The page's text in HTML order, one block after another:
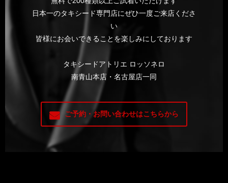
日本一のタキシード専門店にぜひ一度ご来店くださ
い
皆様にお会いできることを楽しみにしております
タキシードアトリエ ロッソネロ
南青山本店・名古屋店一同
ご予約・お問い合わせはこちらから